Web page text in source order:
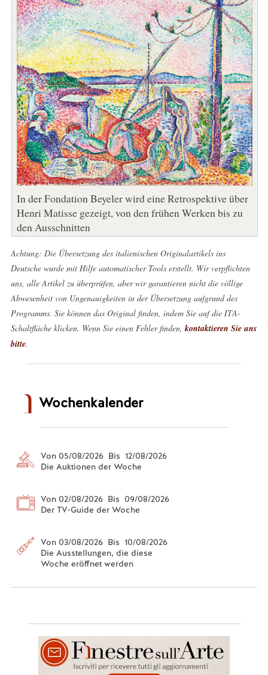
In der Fondation Beyeler wird eine Retrospektive über
Henri Matisse gezeigt, von den frühen Werken bis zu
den Ausschnitten
Achtung: Die Übersetzung des italienischen Originalartikels ins
Deutsche wurde mit Hilfe automatischer Tools erstellt. Wir verpflichten
uns, alle Artikel zu überprüfen, aber wir garantieren nicht die völlige
Abwesenheit von Ungenauigkeiten in der Übersetzung aufgrund des
Programms. Sie können das Original finden, indem Sie auf die ITA-
Schaltfläche klicken. Wenn Sie einen Fehler finden, kontaktieren Sie uns
bitte.
Wochenkalender
Von 05/08/2026 Bis 12/08/2026
Die Auktionen der Woche
Von 02/08/2026 Bis 09/08/2026
Der TV-Guide der Woche
Von 03/08/2026 Bis 10/08/2026
Die Ausstellungen, die diese
Woche eröffnet werden